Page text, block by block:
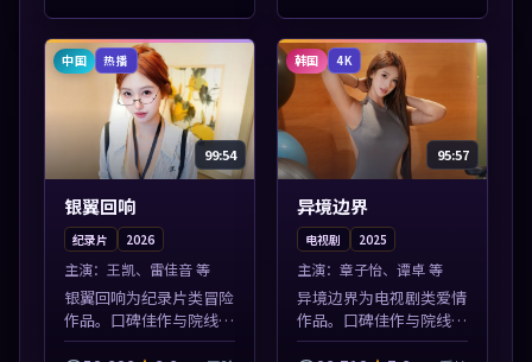
凑，值得加入片...
凑，值得加入片...
中国 热播
99:54
银翼回响
纪录片 2026
主演： 王凯、雷佳音 等
银翼回响为纪录片类冒险
作品。口碑佳作与院线热
映精选，高清免费在线资
韩国 4K
95:57
异境边界
电视剧 2025
主演： 章子怡、谭卓 等
异境边界为电视剧类爱情
作品。口碑佳作与院线热
映精选，高清免费在线资